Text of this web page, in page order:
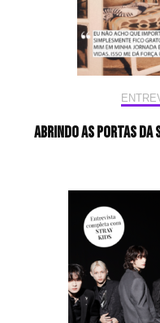
Abrindo as portas